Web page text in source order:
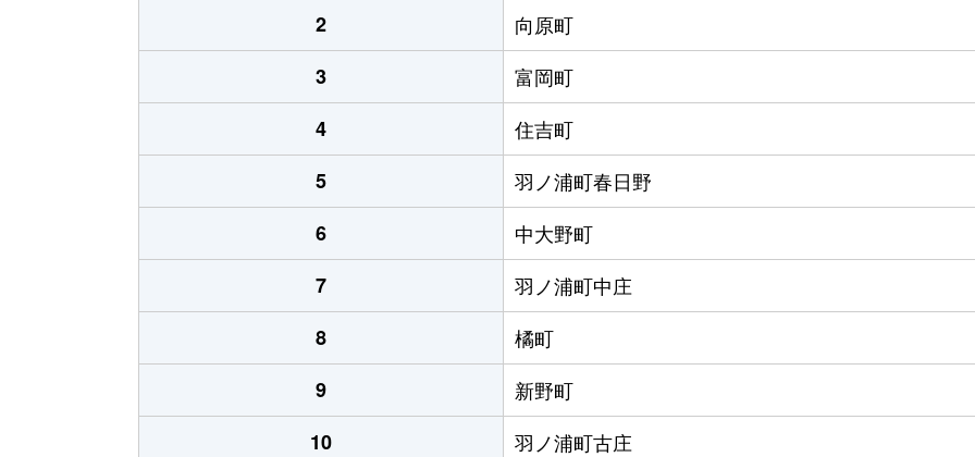
2
向原町
3
富岡町
4
住吉町
5
羽ノ浦町春日野
6
中大野町
7
羽ノ浦町中庄
8
橘町
9
新野町
10
羽ノ浦町古庄